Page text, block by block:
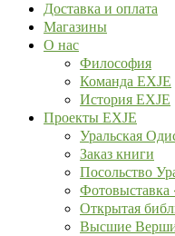
Доставка и оплата
Магазины
О нас
Философия
Команда EXJE
История EXJE
Проекты EXJE
Уральская
Заказ книги
Посольство
Фотовыставка
Открытая
Высшие